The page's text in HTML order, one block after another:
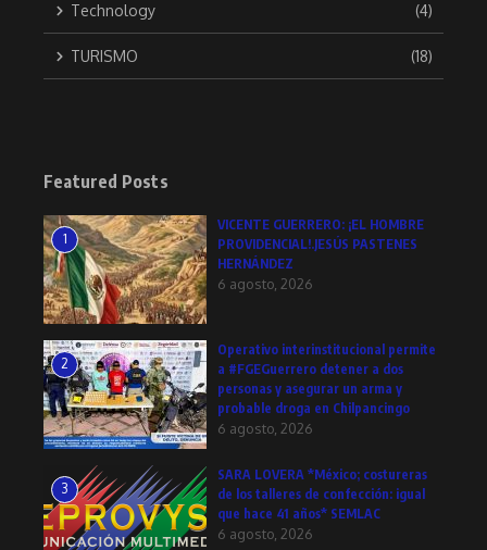
Technology (4)
TURISMO (18)
Featured Posts
1
VICENTE GUERRERO: ¡EL HOMBRE
PROVIDENCIAL!.JESÚS PASTENES
HERNÁNDEZ
6 agosto, 2026
2
Operativo interinstitucional permite
a #FGEGuerrero detener a dos
personas y asegurar un arma y
probable droga en Chilpancingo
6 agosto, 2026
3
SARA LOVERA *México; costureras
de los talleres de confección: igual
que hace 41 años* SEMLAC
6 agosto, 2026